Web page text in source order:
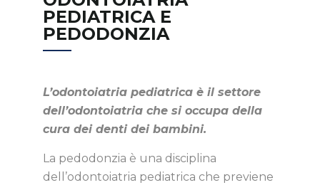
PEDIATRICA E
PEDODONZIA
L’odontoiatria pediatrica è il settore
dell’odontoiatria che si occupa della
cura dei denti dei bambini.
La pedodonzia è una disciplina
dell’odontoiatria pediatrica che previene